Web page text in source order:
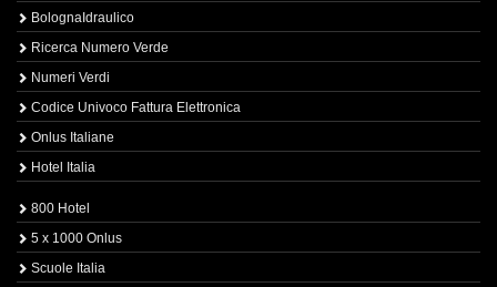
BolognaIdraulico
Ricerca Numero Verde
Numeri Verdi
Codice Univoco Fattura Elettronica
Onlus Italiane
Hotel Italia
800 Hotel
5 x 1000 Onlus
Scuole Italia